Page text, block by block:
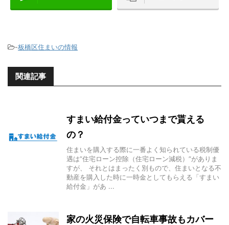
-板橋区住まいの情報
関連記事
すまい給付金っていつまで貰える
の？
住まいを購入する際に一番よく知られている税制優
遇は”住宅ローン控除（住宅ローン減税）”がありま
すが、 それとはまったく別もので、住まいとなる不
動産を購入した時に一時金としてもらえる「すまい
給付金」があ ...
家の火災保険で自転車事故もカバー